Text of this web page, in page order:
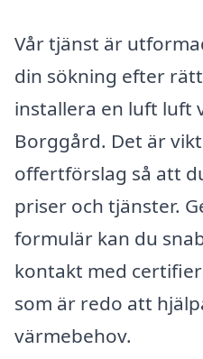
Vår tjänst är
din sökning efter
installera en luft luft
Borggård. Det är
offertförslag så att
priser och tjänster.
formulär kan du
kontakt med
som är redo att
värmebehov.